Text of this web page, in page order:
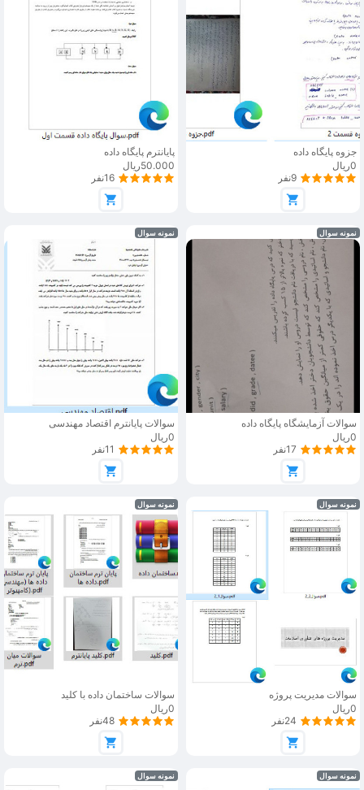
جزوه پایگاه داده
0ریال
9نفر
پایانترم پایگاه داده
50.000ریال
16نفر
نمونه سوال
سوالات آزمایشگاه پایگاه داده
0ریال
17نفر
نمونه سوال
سوالات پایانترم اقتصاد مهندسی
0ریال
11نفر
نمونه سوال
سوالات مدیریت پروژه
0ریال
24نفر
نمونه سوال
سوالات ساختمان داده با کلید
0ریال
48نفر
نمونه سوال نمونه سوال